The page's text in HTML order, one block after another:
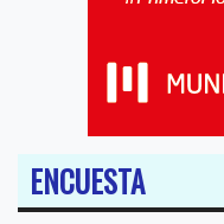
ENCUESTA